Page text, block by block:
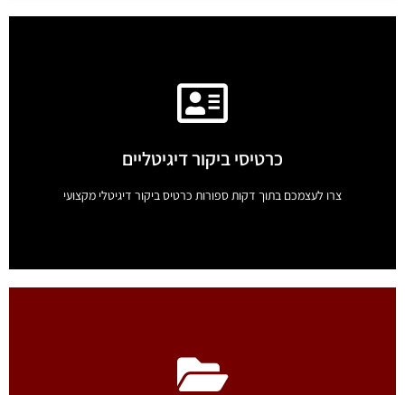
חדר המבצעים
חדרי צ'אט לדיווחים ועדכונים שוטפים בנושאים שונים.
לחץ כאן
כרטיסי ביקור דיגיטליים
צרו לעצמכם בתוך דקות ספורות כרטיס ביקור דיגיטלי מקצועי
צרו לעצמכם בתוך דקות ספורות כרטיס ביקור דיגיטלי מקצועי